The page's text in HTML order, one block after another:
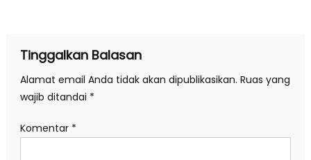
Tinggalkan Balasan
Alamat email Anda tidak akan dipublikasikan. Ruas yang
wajib ditandai *
Komentar *